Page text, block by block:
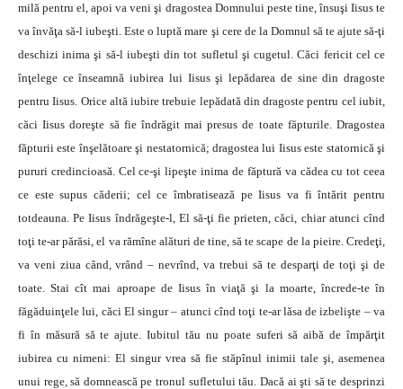
milă pentru el, apoi va veni şi dragostea Domnului peste tine, însuşi Iisus te
va învăţa să-l iubeşti. Este o luptă mare şi cere de la Domnul să te ajute să-ţi
deschizi inima şi să-l iubeşti din tot sufletul şi cugetul. Căci fericit cel ce
înţelege ce înseamnă iubirea lui Iisus şi lepădarea de sine din dragoste
pentru Iisus. Orice altă iubire trebuie lepădată din dragoste pentru cel iubit,
căci Iisus doreşte să fie îndrăgit mai presus de toate făpturile. Dragostea
făpturii este înşelătoare şi nestatornică; dragostea lui Iisus este statornică şi
pururi credincioasă. Cel ce-şi lipeşte inima de făptură va cădea cu tot ceea
ce este supus căderii; cel ce îmbratisează pe Iisus va fi întărit pentru
totdeauna. Pe Iisus îndrăgeşte-l, El să-ţi fie prieten, căci, chiar atunci cînd
toţi te-ar părăsi, el va rămîne alături de tine, să te scape de la pieire. Credeţi,
va veni ziua când, vrând – nevrînd, va trebui să te desparţi de toţi şi de
toate. Stai cît mai aproape de Iisus în viaţă şi la moarte, încrede-te în
făgăduinţele lui, căci El singur – atunci cînd toţi te-ar lăsa de izbelişte – va
fi în măsură să te ajute. Iubitul tău nu poate suferi să aibă de împărţit
iubirea cu nimeni: El singur vrea să fie stăpînul inimii tale şi, asemenea
unui rege, să domnească pe tronul sufletului tău. Dacă ai şti să te desprinzi